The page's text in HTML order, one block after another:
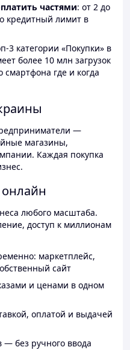
частями: от 2 до
кредитный лимит в
3 категории «Покупки» в
более 10 млн загрузок
смартфона где и когда
—
магазины,
Каждая покупка
онлайн
любого масштаба.
доступ к миллионам
маркетплейс,
сайт
и ценами в одном
оплатой и выдачей
без ручного ввода